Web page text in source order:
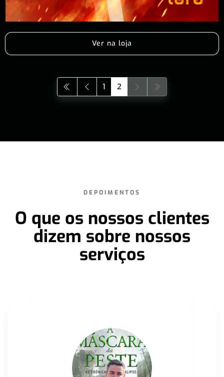
Ver na loja
1 2
DEPOIMENTOS
O que os nossos clientes
dizem sobre nossos
serviços